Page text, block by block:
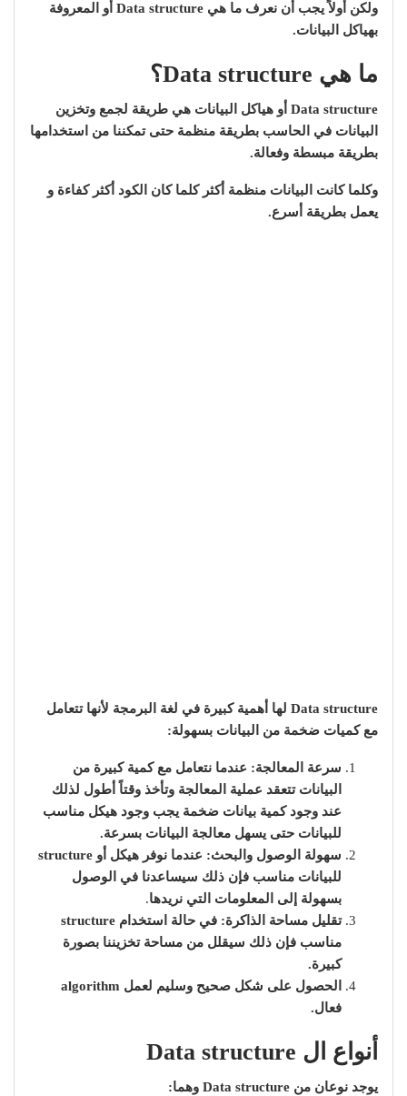
ولكن أولاً يجب أن نعرف ما هي Data structure أو المعروفة
بهياكل البيانات.
ما هي Data structure؟
Data structure أو هياكل البيانات هي طريقة لجمع وتخزين
البيانات في الحاسب بطريقة منظمة حتى تمكننا من استخدامها
بطريقة مبسطة وفعالة.
وكلما كانت البيانات منظمة أكثر كلما كان الكود أكثر كفاءة و
يعمل بطريقة أسرع.
Data structure لها أهمية كبيرة في لغة البرمجة لأنها تتعامل
مع كميات ضخمة من البيانات بسهولة:
سرعة المعالجة: عندما نتعامل مع كمية كبيرة من
البيانات تتعقد عملية المعالجة وتأخذ وقتاً أطول لذلك
عند وجود كمية بيانات ضخمة يجب وجود هيكل مناسب
للبيانات حتى يسهل معالجة البيانات بسرعة.
سهولة الوصول والبحث: عندما نوفر هيكل أو structure
للبيانات مناسب فإن ذلك سيساعدنا في الوصول
بسهولة إلى المعلومات التي نريدها.
تقليل مساحة الذاكرة: في حالة استخدام structure
مناسب فإن ذلك سيقلل من مساحة تخزيننا بصورة
كبيرة.
الحصول على شكل صحيح وسليم لعمل algorithm
فعال.
أنواع ال Data structure
يوجد نوعان من Data structure وهما: